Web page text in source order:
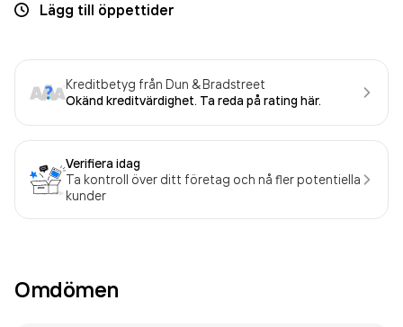
Lägg till öppettider
Kreditbetyg från Dun & Bradstreet
Okänd kreditvärdighet. Ta reda på rating här.
Verifiera idag
Ta kontroll över ditt företag och nå fler potentiella
kunder
Omdömen